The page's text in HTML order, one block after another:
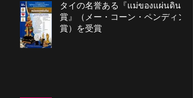
タイの名誉ある『แม่ของแผ่นดิน
賞』（メー・コーン・ペンディン
賞）を受賞